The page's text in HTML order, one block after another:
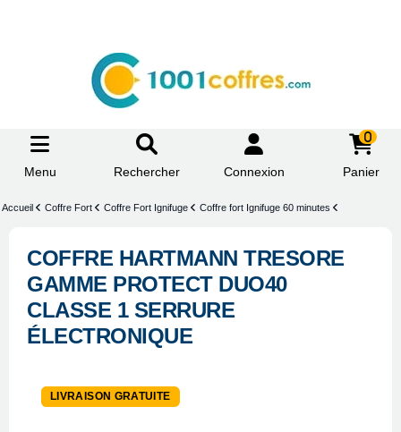
Menu Rechercher Connexion
0
Panier
Accueil Coffre Fort Coffre Fort Ignifuge Coffre fort Ignifuge 60 minutes
COFFRE HARTMANN TRESORE
GAMME PROTECT DUO40
CLASSE 1 SERRURE
ÉLECTRONIQUE
-5%
LIVRAISON GRATUITE